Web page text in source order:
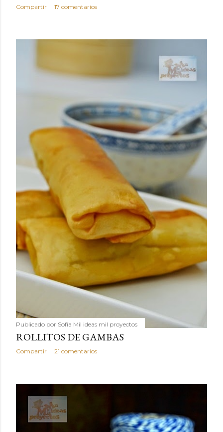
Compartir 17 comentarios
Publicado por Sofía Mil ideas mil proyectos
ROLLITOS DE GAMBAS
Compartir 21 comentarios